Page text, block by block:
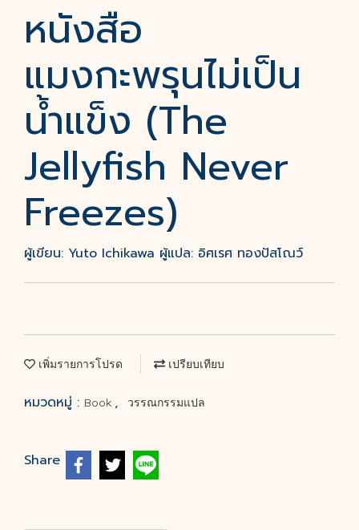
หนังสือ
แมงกะพรุนไม่เป็น
น้ำแข็ง (The
Jellyfish Never
Freezes)
ผู้เขียน: Yuto Ichikawa ผู้แปล: อิศเรศ ทองปัสโณว์
เพิ่มรายการโปรด เปรียบเทียบ
หมวดหมู่ : Book , วรรณกรรมแปล
Share